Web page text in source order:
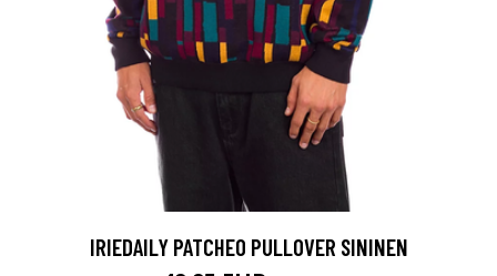
IRIEDAILY PATCHEO PULLOVER SININEN